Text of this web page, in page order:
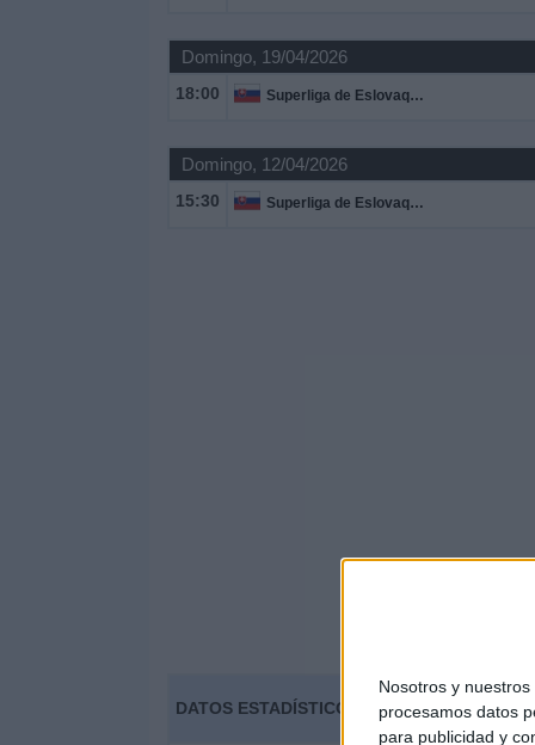
Nosotros y nuestros
procesamos datos
para publicidad y
Domingo, 19/04/2026
18:00 Superliga de Eslovaquia
Domingo, 12/04/2026
15:30 Superliga de Eslovaquia
DATOS ESTADÍSTICOS DEL EQUIPO FK